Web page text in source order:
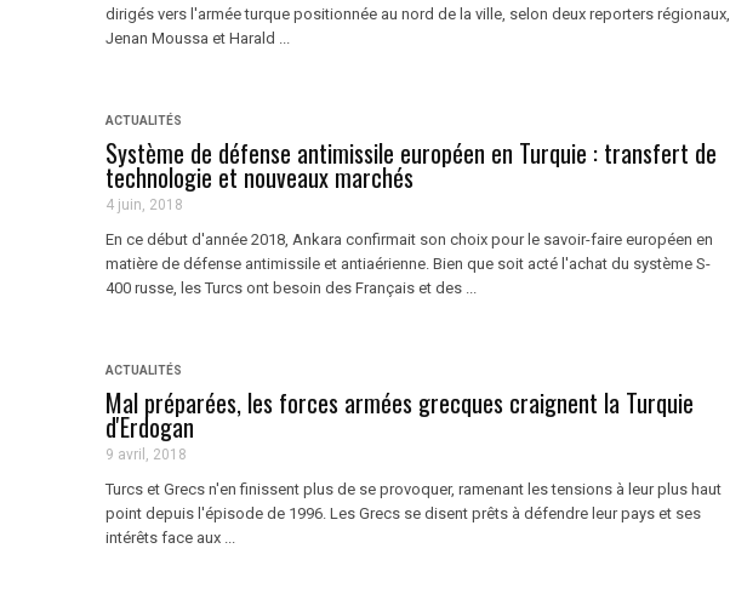
dirigés vers l'armée turque positionnée au nord de la ville, selon deux reporters régionaux,
Jenan Moussa et Harald ...
ACTUALITÉS
Système de défense antimissile européen en Turquie : transfert de
technologie et nouveaux marchés
4 juin, 2018
En ce début d'année 2018, Ankara confirmait son choix pour le savoir-faire européen en
matière de défense antimissile et antiaérienne. Bien que soit acté l'achat du système S-
400 russe, les Turcs ont besoin des Français et des ...
ACTUALITÉS
Mal préparées, les forces armées grecques craignent la Turquie
d'Erdogan
9 avril, 2018
Turcs et Grecs n'en finissent plus de se provoquer, ramenant les tensions à leur plus haut
point depuis l'épisode de 1996. Les Grecs se disent prêts à défendre leur pays et ses
intérêts face aux ...